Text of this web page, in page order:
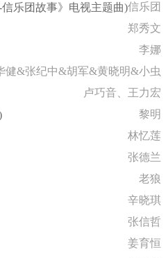
乐团故事》电视主题曲)信乐团
郑秀文
李娜
健&张纪中&胡军&黄晓明&小虫
卢巧音、王力宏
黎明
林忆莲
张德兰
老狼
辛晓琪
张信哲
姜育恒